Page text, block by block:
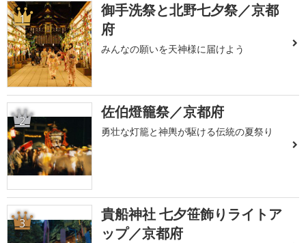
1
御手洗祭と北野七夕祭／京都
府
みんなの願いを天神様に届けよう
2 佐伯燈籠祭／京都府
勇壮な灯籠と神輿が駆ける伝統の夏祭り
3
貴船神社 七夕笹飾りライトア
ップ／京都府